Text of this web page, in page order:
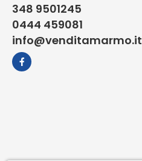
348 9501245
0444 459081
info@venditamarmo.it